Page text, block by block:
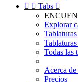
  Tabs 
Explorar
Todas las
Acerca
Precios